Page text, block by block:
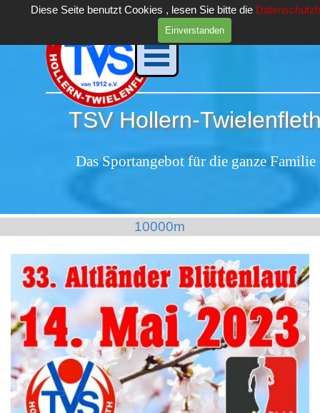
Diese Seite benutzt Cookies , lesen Sie bitte die
Einverstanden
Direkt zum Seiteninhalt
Menü überspringen
TSV Hollern-
Das Sportangebot für die ganze Familie
10000m